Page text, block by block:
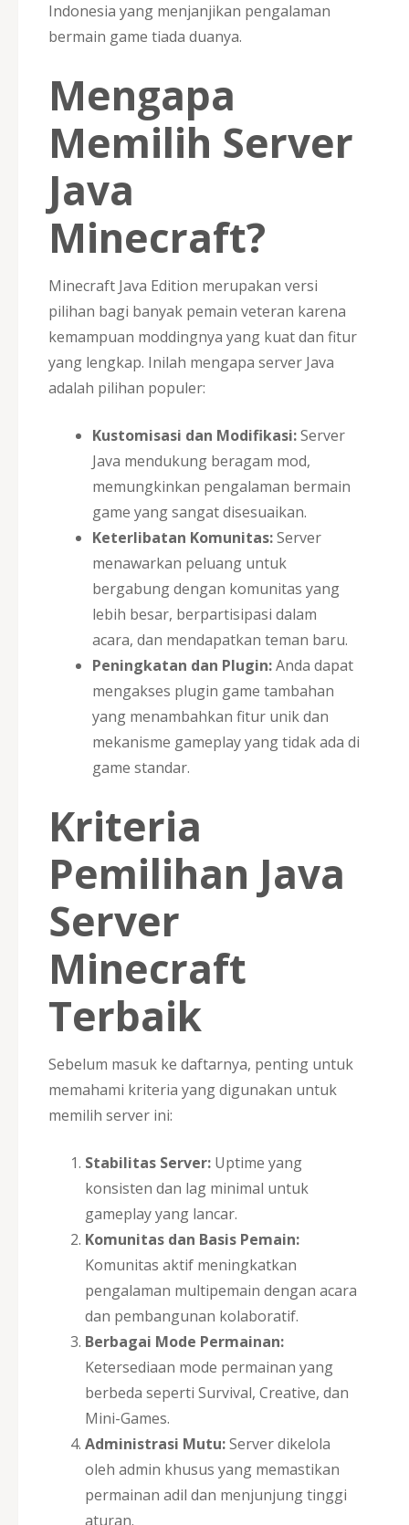
Indonesia yang menjanjikan pengalaman
bermain game tiada duanya.
Mengapa
Memilih Server
Java
Minecraft?
Minecraft Java Edition merupakan versi
pilihan bagi banyak pemain veteran karena
kemampuan moddingnya yang kuat dan fitur
yang lengkap. Inilah mengapa server Java
adalah pilihan populer:
Kustomisasi dan Modifikasi:Server
Java mendukung beragam mod,
memungkinkan pengalaman bermain
game yang sangat disesuaikan.
Keterlibatan Komunitas:Server
menawarkan peluang untuk
bergabung dengan komunitas yang
lebih besar, berpartisipasi dalam
acara, dan mendapatkan teman baru.
Peningkatan dan Plugin:Anda dapat
mengakses plugin game tambahan
yang menambahkan fitur unik dan
mekanisme gameplay yang tidak ada di
game standar.
Kriteria
Pemilihan Java
Server
Minecraft
Terbaik
Sebelum masuk ke daftarnya, penting untuk
memahami kriteria yang digunakan untuk
memilih server ini:
Stabilitas Server: Uptime yang
konsisten dan lag minimal untuk
gameplay yang lancar.
Komunitas dan Basis Pemain:
Komunitas aktif meningkatkan
pengalaman multipemain dengan acara
dan pembangunan kolaboratif.
Berbagai Mode Permainan:
Ketersediaan mode permainan yang
berbeda seperti Survival, Creative, dan
Mini-Games.
Administrasi Mutu:Server dikelola
oleh admin khusus yang memastikan
permainan adil dan menjunjung tinggi
aturan.